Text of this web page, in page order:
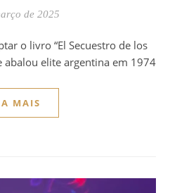
de 2025
abalou elite argentina em 1974
MAIS